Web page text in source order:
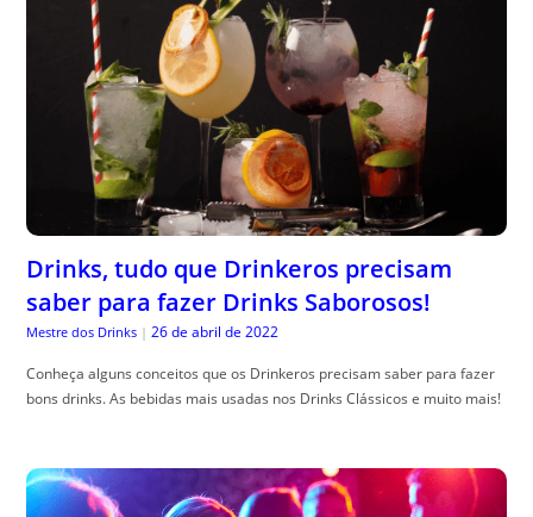
Drinks, tudo que Drinkeros precisam
saber para fazer Drinks Saborosos!
Mestre dos Drinks | 26 de abril de 2022
Conheça alguns conceitos que os Drinkeros precisam saber para fazer
bons drinks. As bebidas mais usadas nos Drinks Clássicos e muito mais!